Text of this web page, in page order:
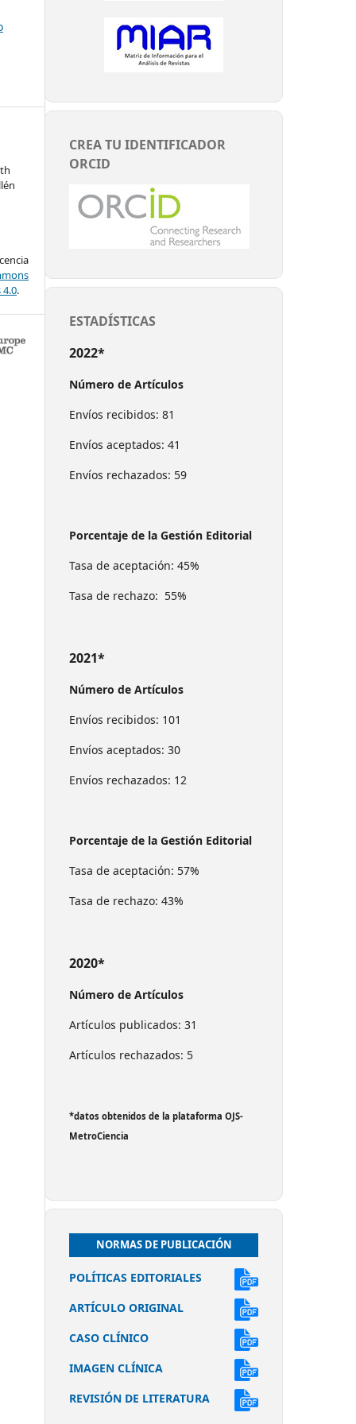
.
CREA TU IDENTIFICADOR
ORCID
ESTADÍSTICAS
2022*
Número de Artículos
Envíos recibidos: 81
Envíos aceptados: 41
Envíos rechazados: 59
Porcentaje de la Gestión Editorial
Tasa de aceptación: 45%
Tasa de rechazo: 55%
2021*
Número de Artículos
Envíos recibidos: 101
Envíos aceptados: 30
Envíos rechazados: 12
Porcentaje de la Gestión Editorial
Tasa de aceptación: 57%
Tasa de rechazo: 43%
2020*
Número de Artículos
Artículos publicados: 31
Artículos rechazados: 5
*datos obtenidos de la plataforma OJS-
MetroCiencia
NORMAS DE PUBLICACIÓN
POLÍTICAS EDITORIALES
ARTÍCULO ORIGINAL
CASO CLÍNICO
IMAGEN CLÍNICA
REVISIÓN DE LITERATURA